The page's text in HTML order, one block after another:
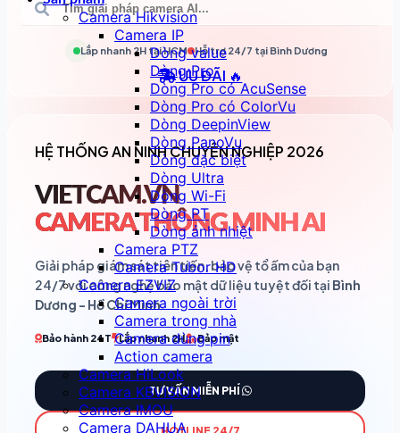
Camera Hikvision
Camera IP
Dòng value
Dòng Pro
Dòng Pro có AcuSense
Dòng Pro có ColorVu
Dòng DeepinView
Dòng PanoVu
Dòng đặc biệt
Dòng Ultra
Dòng Wi-Fi
Dòng PT
Dòng ảnh nhiệt
Camera PTZ
Camera Tubor HD
Camera EZVIZ
Camera ngoài trời
Camera trong nhà
Camera dùng pin
Action camera
Camera HiLook
Camera KBVISION
Camera IMOU
Camera DAHUA
Lắp nhanh 2H tạiHCM Hỗ trợ 24/7 tại Bình Dương
ƯU ĐÃI 🔥
HỆ THỐNG AN NINH CHUYÊN NGHIỆP 2026
VIETCAM.VN
CAMERA THÔNG MINH AI
Giải pháp giám sát tiên tiến, bảo vệ tổ ấm của bạn
24/7 với công nghệ bảo mật dữ liệu tuyệt đối tại Bình
Dương - Hồ Chí Minh.
Bảo hành 24T Lắp nhanh 2H Bảo mật
TƯ VẤN MIỄN PHÍ